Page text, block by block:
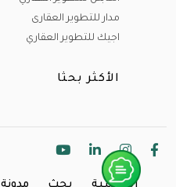
مدار للتطوير العقارى
اجيك للتطوير العقاري
الأكثر بحثا